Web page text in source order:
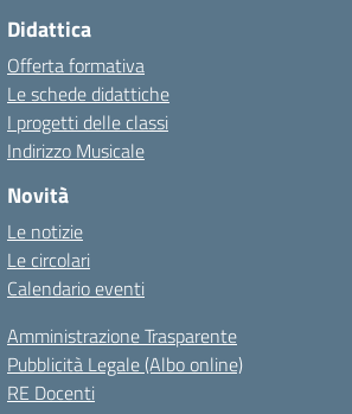
Didattica
Offerta formativa
Le schede didattiche
I progetti delle classi
Indirizzo Musicale
Novità
Le notizie
Le circolari
Calendario eventi
Amministrazione Trasparente
Pubblicità Legale (Albo online)
RE Docenti